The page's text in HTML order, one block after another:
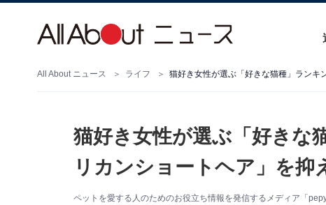
All About ニュース ライフ 猫好き女性が選ぶ「好きな猫種」ランキ
猫好き女性が選ぶ「好きな
リカンショートヘア」を抑
ペットを愛する人のためのお役立ち情報を発信するメディア「